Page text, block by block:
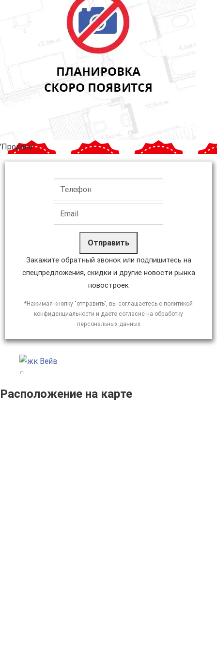
'Продана'
Отправить
Закажите обратный звонок или подпишитесь на
спецпредложения, скидки и другие новости рынка
новостроек
*Нажимая кнопку "отправить", вы соглашаетесь с политикой
конфиденциальности и даете согласие на обработку
персональных данных
Расположение на карте